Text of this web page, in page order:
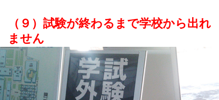
（９）試験が終わるまで学校から出れ
ません